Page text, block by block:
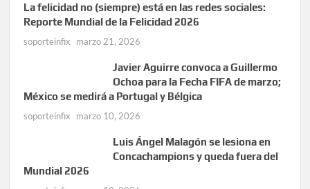
La felicidad no (siempre) está en las redes sociales:
Reporte Mundial de la Felicidad 2026
soporteinfix marzo 21, 2026
Javier Aguirre convoca a Guillermo
Ochoa para la Fecha FIFA de marzo;
México se medirá a Portugal y Bélgica
soporteinfix marzo 10, 2026
Luis Ángel Malagón se lesiona en
Concachampions y queda fuera del
Mundial 2026